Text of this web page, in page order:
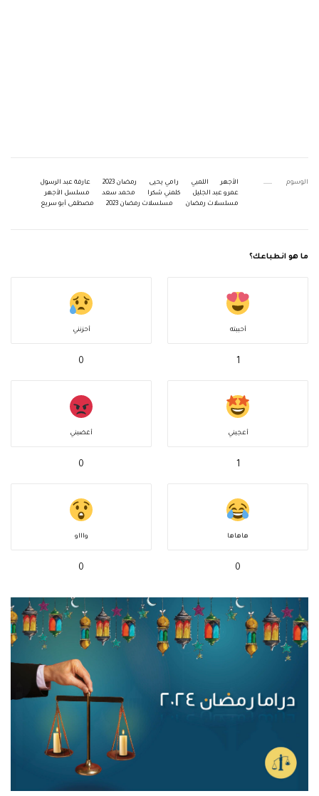
الوسوم الأجهر اللمبي رامي يحيى رمضان 2023
عارفة عبد الرسول
عمرو عبد الجليل
كلمني شكرا محمد سعد
مسلسل الأجهر
مسلسلات رمضان
مسلسلات رمضان 2023 مصطفى أبو سريع
ما هو انطباعك؟
أحببته
1
أحزنني
0
أعجبني
1
أغضبني
0
هاهاها
0
واااو
0